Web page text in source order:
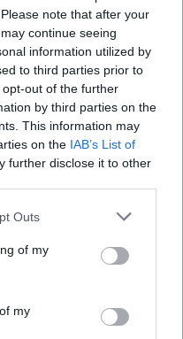
note that after your
continue seeing
information utilized by
to third parties prior to
out of the further
by third parties on the
This information may
on the IAB’s List of
further disclose it to other
Outs
of my
my
Próximo artigo
Santos garante entrada
nos quadros nacionais de